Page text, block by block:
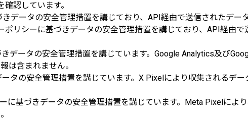
認しています。
データの安全管理措置を講じており、API経由で送信されたデー
ポリシーに基づきデータの安全管理措置を講じており、API経由
データの安全管理措置を講じています。Google Analytics及び
は含まれません。
タの安全管理措置を講じています。X Pixelにより収集されるデ
に基づきデータの安全管理措置を講じています。Meta Pixelによ